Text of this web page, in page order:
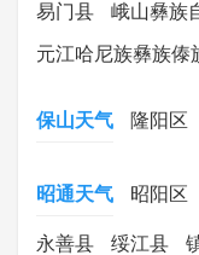
易门县 峨山彝族
元江哈尼族彝族傣
保山天气 隆阳区
昭通天气 昭阳区
永善县 绥江县